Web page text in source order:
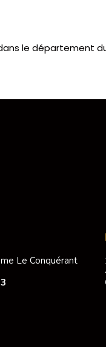
le département
Le Conquérant